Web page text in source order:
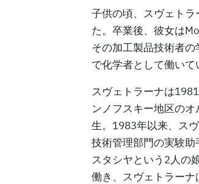
子供の頃、スヴェト
た。卒業後、彼女は
その加工製品技術者
で化学者として働いて
スヴェトラーナは
ンノフスキー地区の
生。1983年以来、ス
技術管理部門の実験
スタシヤという2人の
働き、スヴェトラー